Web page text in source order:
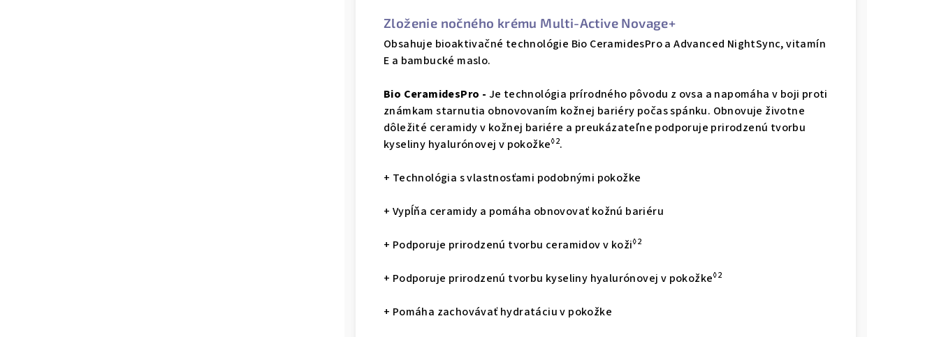
Zloženie nočného krému Multi-Active Novage+
Obsahuje bioaktivačné technológie Bio CeramidesPro a Advanced NightSync, vitamín
E a bambucké maslo.
Bio CeramidesPro - Je technológia prírodného pôvodu z ovsa a napomáha v boji proti
známkam starnutia obnovovaním kožnej bariéry počas spánku. Obnovuje životne
dôležité ceramidy v kožnej bariére a preukázateľne podporuje prirodzenú tvorbu
kyseliny hyalurónovej v pokožke◊2.
+ Technológia s vlastnosťami podobnými pokožke
+ Vypĺňa ceramidy a pomáha obnovovať kožnú bariéru
+ Podporuje prirodzenú tvorbu ceramidov v koži◊2
+ Podporuje prirodzenú tvorbu kyseliny hyalurónovej v pokožke◊2
+ Pomáha zachovávať hydratáciu v pokožke